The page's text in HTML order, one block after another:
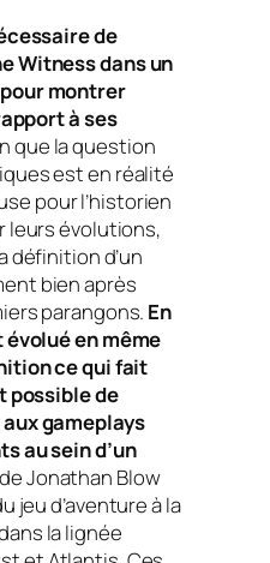
de
Witness dans un
montrer
à ses
que la question
est en réalité
pour l’historien
leurs évolutions,
définition d’un
bien après
parangons. En
en même
ce qui fait
possible de
gameplays
au sein d’un
Jonathan Blow
jeu d’aventure à la
la lignée